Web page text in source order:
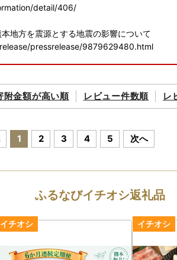
detail/406/
地方を震源とする地震の影響について
pressrelease/9879629480.html
いただきありがとうございます。
。
ービス有料化について
年6月1日転送依頼受付分より、届け先変更
負担が生じます。
払いで送料ご負担」となります。
附金額が高い順 レビュー件数順 レ
1 2 3 4 5 次へ
ふるなびイチオシ返礼品